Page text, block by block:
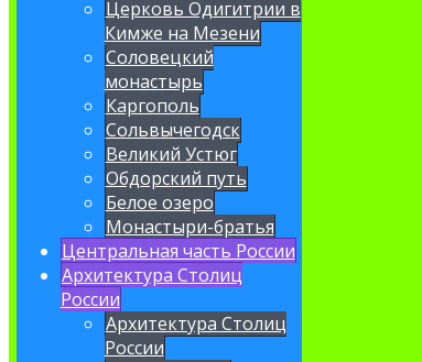
Церковь Одигитрии в
Кимже на Мезени
Соловецкий
монастырь
Каргополь
Сольвычегодск
Великий Устюг
Обдорский путь
Белое озеро
Монастыри-братья
Центральная часть России
Архитектура Столиц
России
Архитектура Столиц
России